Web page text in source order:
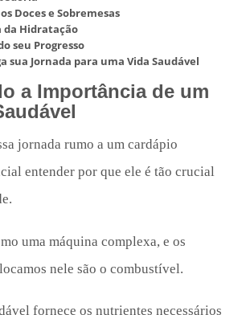
Doces e Sobremesas
Hidratação
seu Progresso
sua Jornada para uma Vida Saudável
a Importância de um
jornada rumo a um cardápio
entender por que ele é tão crucial
uma máquina complexa, e os
nele são o combustível.
fornece os nutrientes necessários